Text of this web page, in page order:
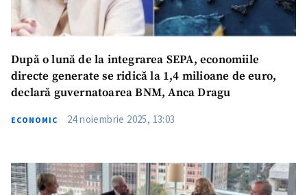
După o lună de la integrarea SEPA, economiile
directe generate se ridică la 1,4 milioane de euro,
declară guvernatoarea BNM, Anca Dragu
ECONOMIC 24 noiembrie 2025, 13:03